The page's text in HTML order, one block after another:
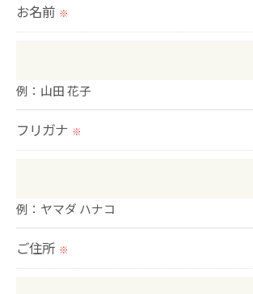
＜個人情報の安全管理＞
切に安全管理対策を実施します。
＜個人情報を与えなかった場合に生じ
必要な情報を頂けない場合は、それ
予めご了承ください。
＜個人情報の開示･訂正・削除･利用停
いて＞
お名前 ※
例：山田 花子
フリガナ ※
例：ヤマダ ハナコ
ご住所 ※